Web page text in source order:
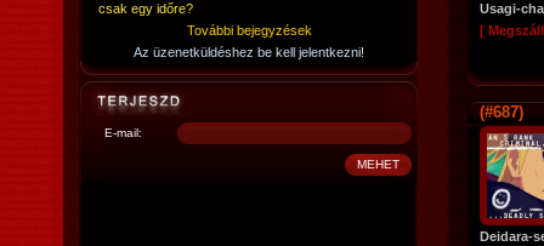
csak egy időre?
További bejegyzések
Az üzenetküldéshez be kell jelentkezni!
E-mail:
Usagi-
[
(#687)
Deidara-